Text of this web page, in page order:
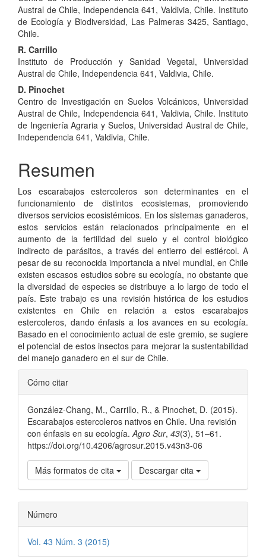
artículo
Austral de Chile, Independencia 641, Valdivia, Chile. Instituto
de Ecología y Biodiversidad, Las Palmeras 3425, Santiago,
Chile.
R. Carrillo
Instituto de Producción y Sanidad Vegetal, Universidad
Austral de Chile, Independencia 641, Valdivia, Chile.
D. Pinochet
Centro de Investigación en Suelos Volcánicos, Universidad
Austral de Chile, Independencia 641, Valdivia, Chile. Instituto
de Ingeniería Agraria y Suelos, Universidad Austral de Chile,
Independencia 641, Valdivia, Chile.
Resumen
Los escarabajos estercoleros son determinantes en el
funcionamiento de distintos ecosistemas, promoviendo
diversos servicios ecosistémicos. En los sistemas ganaderos,
estos servicios están relacionados principalmente en el
aumento de la fertilidad del suelo y el control biológico
indirecto de parásitos, a través del entierro del estiércol. A
pesar de su reconocida importancia a nivel mundial, en Chile
existen escasos estudios sobre su ecología, no obstante que
la diversidad de especies se distribuye a lo largo de todo el
país. Este trabajo es una revisión histórica de los estudios
existentes en Chile en relación a estos escarabajos
estercoleros, dando énfasis a los avances en su ecología.
Basado en el conocimiento actual de este gremio, se sugiere
el potencial de estos insectos para mejorar la sustentabilidad
del manejo ganadero en el sur de Chile.
Detalles
del
artículo
Cómo citar
González-Chang, M., Carrillo, R., & Pinochet, D. (2015).
Escarabajos estercoleros nativos en Chile. Una revisión
con énfasis en su ecología. Agro Sur, 43(3), 51–61.
https://doi.org/10.4206/agrosur.2015.v43n3-06
Más formatos de cita Descargar cita
Número
Vol. 43 Núm. 3 (2015)